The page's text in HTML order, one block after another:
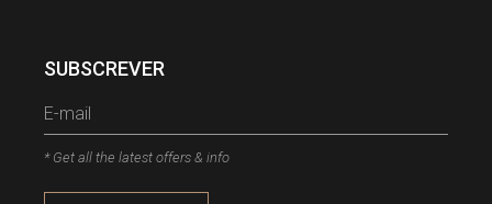
SUBSCREVER
* Get all the latest offers & info